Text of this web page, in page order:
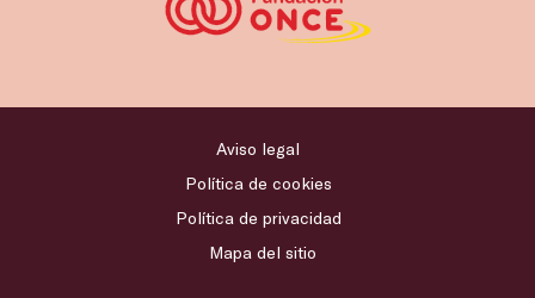
Aviso legal
Política de cookies
Política de privacidad
Mapa del sitio